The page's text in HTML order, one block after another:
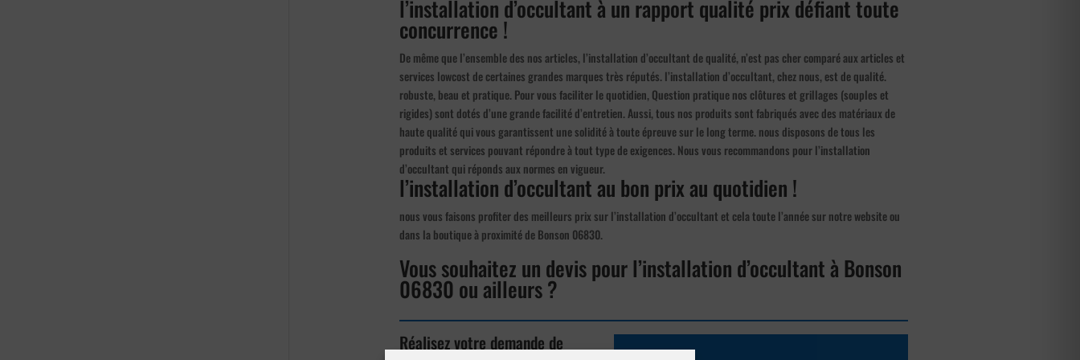
l’installation d’occultant à un rapport qualité prix défiant toute
concurrence !
De même que l’ensemble des nos articles, l’installation d’occultant de qualité, n’est pas cher comparé aux articles et
services lowcost de certaines grandes marques très réputés. l’installation d’occultant, chez nous, est de qualité.
robuste, beau et pratique. Pour vous faciliter le quotidien, Question pratique nos clôtures et grillages (souples et
rigides) sont dotés d’une grande facilité d’entretien. Aussi, tous nos produits sont fabriqués avec des matériaux de
haute qualité qui vous garantissent une solidité à toute épreuve sur le long terme. nous disposons de tous les
produits et services pouvant répondre à tout type de exigences. Nous vous recommandons pour l’installation
d’occultant qui réponds aux normes en vigueur.
l’installation d’occultant au bon prix au quotidien !
nous vous faisons profiter des meilleurs prix sur l’installation d’occultant et cela toute l’année sur notre website ou
dans la boutique à proximité de Bonson 06830.
Vous souhaitez un devis pour l’installation d’occultant à Bonson
06830 ou ailleurs ?
Réalisez votre demande de